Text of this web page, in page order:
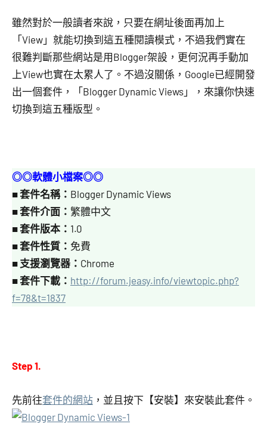
雖然對於一般讀者來說，只要在網址後面再加上
「View」就能切換到這五種閱讀模式，不過我們實在
很難判斷那些網站是用Blogger架設，更何況再手動加
上View也實在太累人了。不過沒關係，Google已經開發
出一個套件，「Blogger Dynamic Views」，來讓你快速
切換到這五種版型。
◎◎軟體小檔案◎◎
■套件名稱： Blogger Dynamic Views
■套件介面： 繁體中文
■套件版本： 1.0
■套件性質： 免費
■ 支援瀏覽器： Chrome
■套件下載： http://forum.jeasy.info/viewtopic.php?
f=78&t=1837
Step 1.
先前往套件的網站 ，並且按下【安裝】來安裝此套件。